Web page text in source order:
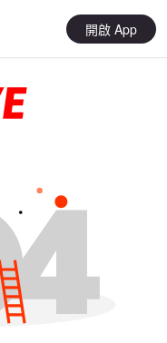
開啟 App